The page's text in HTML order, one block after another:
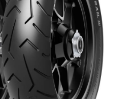
menu